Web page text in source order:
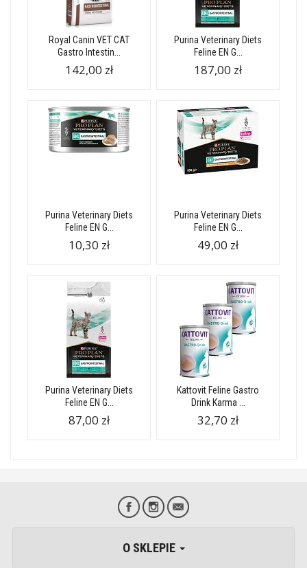
Royal Canin VET CAT
Gastro Intestin...
142,00 zł
Purina Veterinary Diets
Feline EN G...
187,00 zł
Purina Veterinary Diets
Feline EN G...
10,30 zł
Purina Veterinary Diets
Feline EN G...
49,00 zł
Purina Veterinary Diets
Feline EN G...
87,00 zł
Kattovit Feline Gastro
Drink Karma ...
32,70 zł
O SKLEPIE